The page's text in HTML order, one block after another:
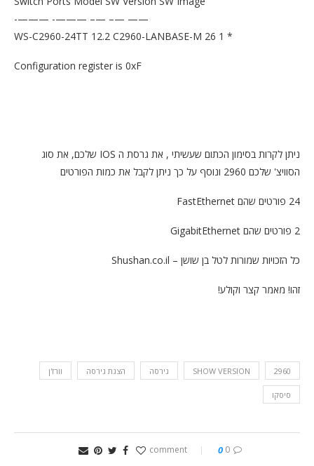
—— —– —– ———- ———-
* 1 26 WS-C2960-24TT 12.2 C2960-LANBASE-M
Configuration register is 0xF
ניתן לקרות בסימון הכתום שעשיתי , את גרסת ה IOS שלכם, את סוג
הסוויצ' שלכם 2960 ונוסף על כך ניתן לקבל את כמות הפורטים
24 פורטים שהם FastEthernet
2 פורטים שהם GigabitEthernet
כל הזכויות שמורות לטל בן שושן – Shushan.co.il
זהו! מאמר קצר וקולע!
2960
SHOW VERSION גירסה הצגת גירסה וורז'ן
סיסקו
0 comment
0